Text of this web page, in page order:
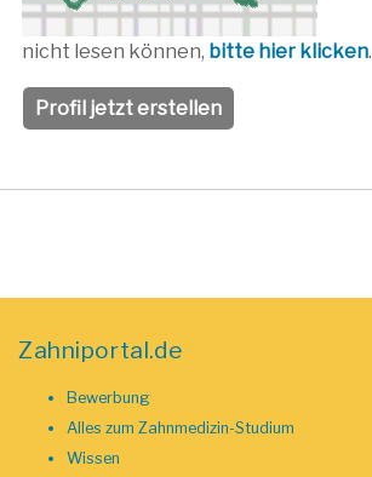
nicht lesen können, bitte hier klicken.
Zahniportal.de
Bewerbung
Alles zum Zahnmedizin-Studium
Wissen